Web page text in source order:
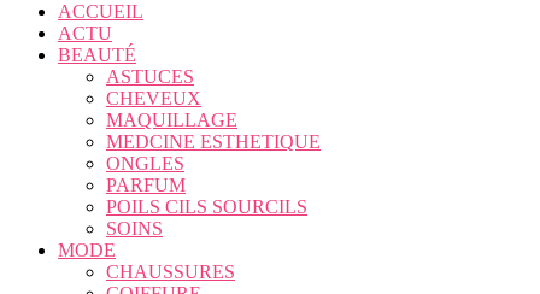
ACCUEIL
ACTU
BEAUTÉ
ASTUCES
CHEVEUX
MAQUILLAGE
MEDCINE ESTHETIQUE
ONGLES
PARFUM
POILS CILS SOURCILS
SOINS
MODE
CHAUSSURES